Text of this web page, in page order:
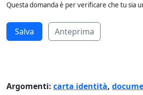
Questa domanda è per verificare che tu sia
Anteprima
Argomenti: carta identità,